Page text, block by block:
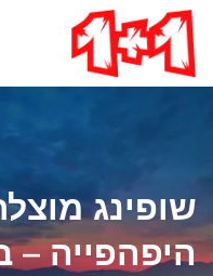
שופינג
היפהפייה –